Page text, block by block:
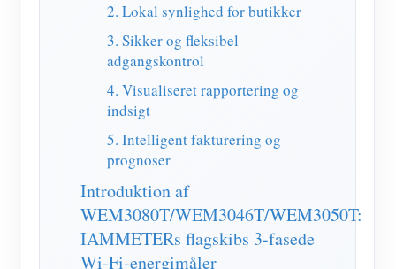
Home Automation
Fabrikkens energiovervågning
Dokument
Tutorial video
FAQ
Nyheder
Blogs
Udvikler
Udforske
Belønningsprogram
Kontakt
Om os
2. Lokal synlighed for butikker
3. Sikker og fleksibel
adgangskontrol
4. Visualiseret rapportering og
indsigt
5. Intelligent fakturering og
prognoser
Introduktion af
WEM3080T/WEM3046T/WEM3050T:
IAMMETERs flagskibs 3-fasede
Wi-Fi-energimåler